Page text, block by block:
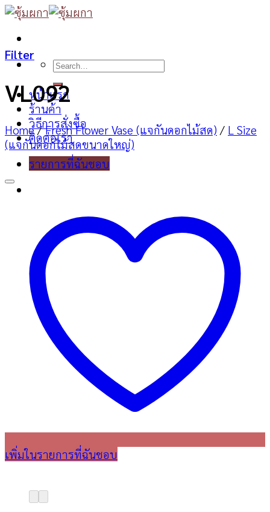
Skip
content
Search
หน้าแรก
ร้านค้า
วิธีการสั่งซื้อ
ติดต่อเรา
รายการที่ฉันชอบ
Filter
VL092
Home / Fresh Flower Vase (แจกันดอกไม้สด) / L Size
(แจกันดอกไม้สดขนาดใหญ่)
เพิ่มในรายการที่ฉันชอบ